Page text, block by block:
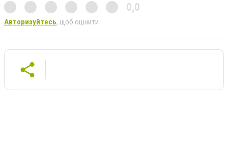
0,0
Авторизуйтесь, щоб оцінити